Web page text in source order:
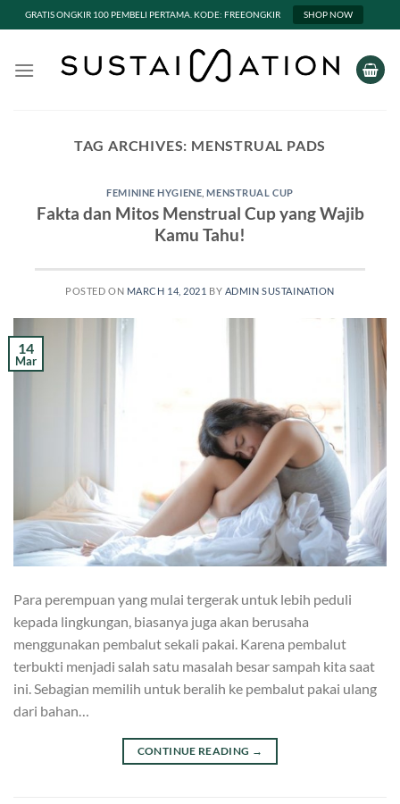
GRATIS ONGKIR 100 PEMBELI PERTAMA. KODE: FREEONGKIR SHOP NOW
TAG ARCHIVES: MENSTRUAL PADS
FEMININE HYGIENE ,MENSTRUAL CUP
Fakta dan Mitos Menstrual Cup yang Wajib
Kamu Tahu!
POSTED ON MARCH 14, 2021 BY ADMIN SUSTAINATION
14
Mar
Para perempuan yang mulai tergerak untuk lebih peduli
kepada lingkungan, biasanya juga akan berusaha
menggunakan pembalut sekali pakai. Karena pembalut
terbukti menjadi salah satu masalah besar sampah kita saat
ini. Sebagian memilih untuk beralih ke pembalut pakai ulang
dari bahan…
CONTINUE READING →